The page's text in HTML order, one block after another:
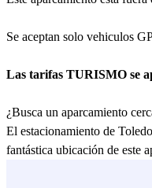
Se aceptan solo vehiculos
Las tarifas TURISMO se
¿Busca un aparcamiento
El estacionamiento de
fantástica ubicación de este